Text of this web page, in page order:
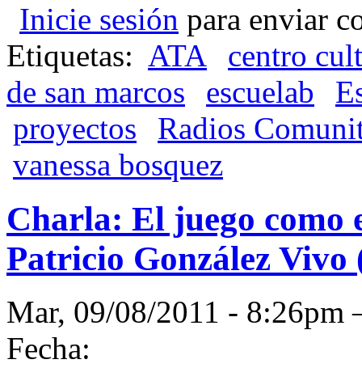
Inicie sesión para enviar
Etiquetas: ATA
centro
de san marcos
escuelab
proyectos
Radios
vanessa bosquez
Charla: El juego como
Patricio González Vivo
Mar, 09/08/2011 -
Fecha: